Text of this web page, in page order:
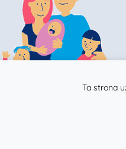
Ta strona